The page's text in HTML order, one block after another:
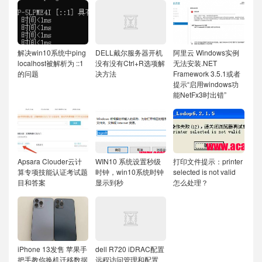
解决win10系统中ping
localhost被解析为 ::1
的问题
DELL戴尔服务器开机
没有没有Ctrl+R选项解
决方法
阿里云 Windows实例
无法安装.NET
Framework 3.5.1或者
提示“启用windows功
能NetFx3时出错”
Apsara Clouder云计
算专项技能认证考试题
目和答案
WIN10 系统设置秒级
时钟，win10系统时钟
显示到秒
打印文件提示：printer
selected is not valid
怎么处理？
iPhone 13发售 苹果手
把手教你换机迁移数据
dell R720 iDRAC配置
远程访问管理和配置